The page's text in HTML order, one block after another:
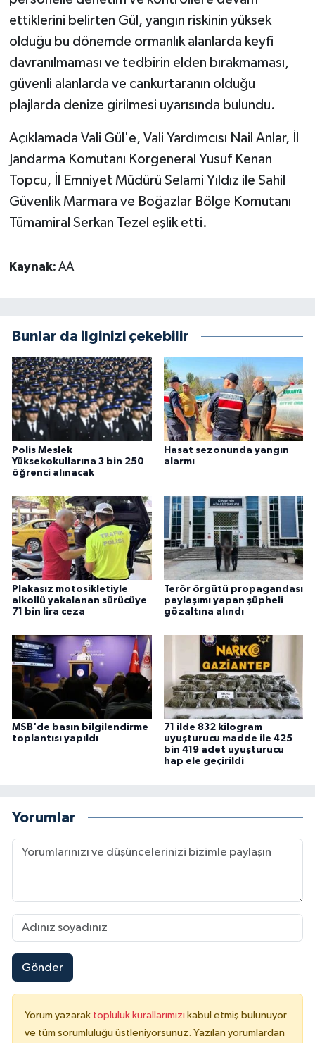
ettiklerini belirten Gül, yangın riskinin yüksek
olduğu bu dönemde ormanlık alanlarda keyfi
davranılmaması ve tedbirin elden bırakmaması,
güvenli alanlarda ve cankurtaranın olduğu
plajlarda denize girilmesi uyarısında bulundu.
Açıklamada Vali Gül'e, Vali Yardımcısı Nail Anlar, İl
Jandarma Komutanı Korgeneral Yusuf Kenan
Topcu, İl Emniyet Müdürü Selami Yıldız ile Sahil
Güvenlik Marmara ve Boğazlar Bölge Komutanı
Tümamiral Serkan Tezel eşlik etti.
Kaynak: AA
Bunlar da ilginizi çekebilir
Polis Meslek
Yüksekokullarına 3 bin 250
öğrenci alınacak
Hasat sezonunda yangın
alarmı
Plakasız motosikletiyle
alkollü yakalanan sürücüye
71 bin lira ceza
Terör örgütü propagandası
paylaşımı yapan şüpheli
gözaltına alındı
MSB'de basın bilgilendirme
toplantısı yapıldı
71 ilde 832 kilogram
uyuşturucu madde ile 425
bin 419 adet uyuşturucu
hap ele geçirildi
Yorumlar
Gönder
Yorum yazarak topluluk kurallarımızı kabul etmiş bulunuyor
ve tüm sorumluluğu üstleniyorsunuz. Yazılan yorumlardan